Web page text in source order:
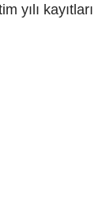
yılı kayıtları